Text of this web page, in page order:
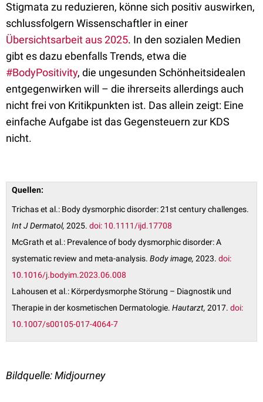
Stigmata zu reduzieren, könne sich positiv auswirken,
schlussfolgern Wissenschaftler in einer
Übersichtsarbeit aus 2025. In den sozialen Medien
gibt es dazu ebenfalls Trends, etwa die
#BodyPositivity, die ungesunden Schönheitsidealen
entgegenwirken will – die ihrerseits allerdings auch
nicht frei von Kritikpunkten ist. Das allein zeigt: Eine
einfache Aufgabe ist das Gegensteuern zur KDS
nicht.
Quellen:
Trichas et al.: Body dysmorphic disorder: 21st century challenges.
Int J Dermatol, 2025. doi: 10.1111/ijd.17708
McGrath et al.: Prevalence of body dysmorphic disorder: A
systematic review and meta-analysis. Body image, 2023. doi:
10.1016/j.bodyim.2023.06.008
Lahousen et al.: Körperdysmorphe Störung – Diagnostik und
Therapie in der kosmetischen Dermatologie. Hautarzt, 2017. doi:
10.1007/s00105-017-4064-7
Bildquelle: Midjourney